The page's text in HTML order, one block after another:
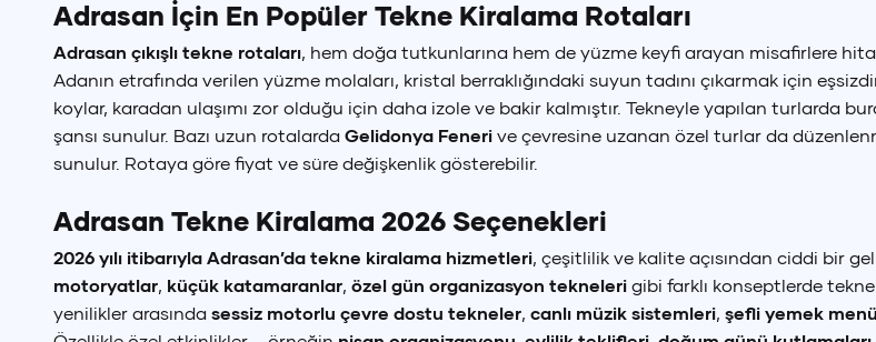
Adrasan İçin En Popüler Tekne Kiralama Rotaları
Adrasan çıkışlı tekne rotaları, hem doğa tutkunlarına hem de yüzme keyfi arayan misafirlere
Adanın etrafında verilen yüzme molaları, kristal berraklığındaki suyun tadını çıkarmak için
koylar, karadan ulaşımı zor olduğu için daha izole ve bakir kalmıştır. Tekneyle yapılan turlarda
şansı sunulur. Bazı uzun rotalarda Gelidonya Feneri ve çevresine uzanan özel turlar da
sunulur. Rotaya göre fiyat ve süre değişkenlik gösterebilir.
Adrasan Tekne Kiralama 2026 Seçenekleri
2026 yılı itibarıyla Adrasan’da tekne kiralama hizmetleri, çeşitlilik ve kalite açısından ciddi bir
motoryatlar, küçük katamaranlar, özel gün organizasyon tekneleri gibi farklı konseptlerde
yenilikler arasında sessiz motorlu çevre dostu tekneler, canlı müzik sistemleri, şefli yemek